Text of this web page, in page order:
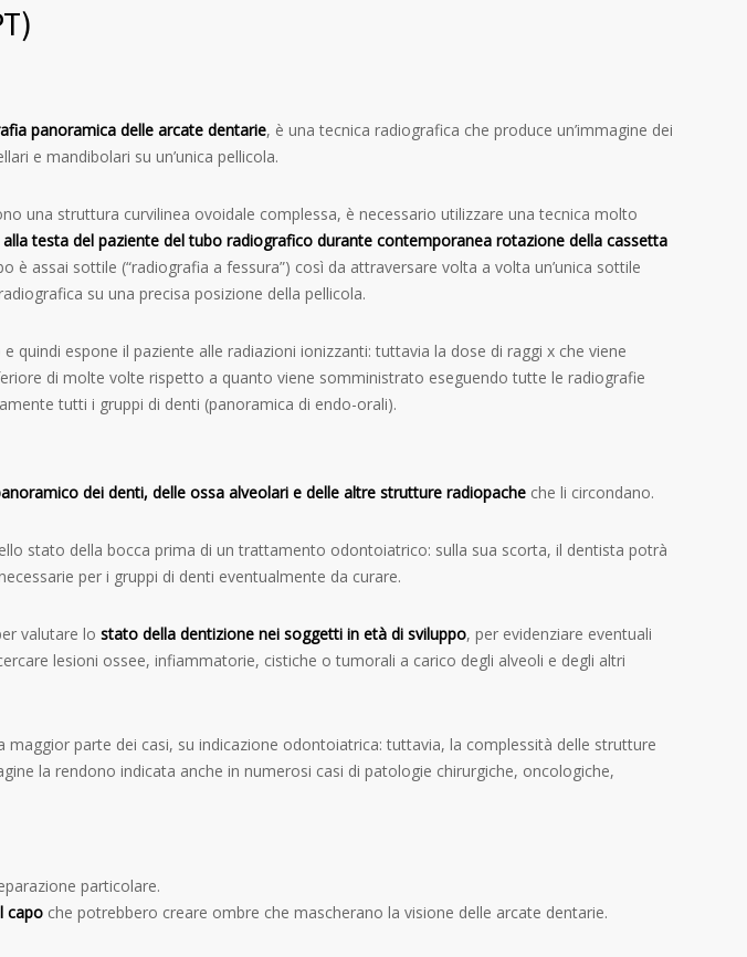
panoramica delle arcate dentarie, è una tecnica radiografica che produce un’immagine dei
e mandibolari su un’unica pellicola.
una struttura curvilinea ovoidale complessa, è necessario utilizzare una tecnica molto
testa del paziente del tubo radiografico durante contemporanea rotazione della cassetta
è assai sottile (“radiografia a fessura”) così da attraversare volta a volta un’unica sottile
su una precisa posizione della pellicola.
quindi espone il paziente alle radiazioni ionizzanti: tuttavia la dose di raggi x che viene
di molte volte rispetto a quanto viene somministrato eseguendo tutte le radiografie
tutti i gruppi di denti (panoramica di endo-orali).
dei denti, delle ossa alveolari e delle altre strutture radiopache che li circondano.
stato della bocca prima di un trattamento odontoiatrico: sulla sua scorta, il dentista potrà
per i gruppi di denti eventualmente da curare.
valutare lo stato della dentizione nei soggetti in età di sviluppo, per evidenziare eventuali
lesioni ossee, infiammatorie, cistiche o tumorali a carico degli alveoli e degli altri
maggior parte dei casi, su indicazione odontoiatrica: tuttavia, la complessità delle strutture
la rendono indicata anche in numerosi casi di patologie chirurgiche, oncologiche,
particolare.
capo che potrebbero creare ombre che mascherano la visione delle arcate dentarie.